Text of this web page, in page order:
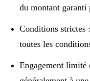
du montant garanti
Conditions strictes
toutes les
Engagement limité